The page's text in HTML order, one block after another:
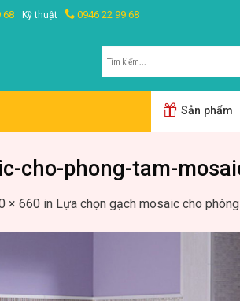
68 Kỹ thuật : 0946 22 99 68
Sản phẩm
cho-phong-tam-
× 660 in Lựa chọn gạch mosaic cho